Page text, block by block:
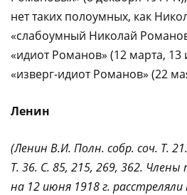
нет таких полоумных, как
«слабоумный Николай
«идиот Романов» (12 марта, 13
«изверг-идиот Романов» (22
Ленин
(Ленин В.И. Полн. собр. соч. Т.
Т. 36. С. 85, 215, 269, 362.
на 12 июня 1918 г.